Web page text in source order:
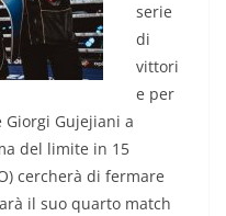
serie
di
vittori
e per
Gujejiani a
del limite in 15
cercherà di fermare
il suo quarto match